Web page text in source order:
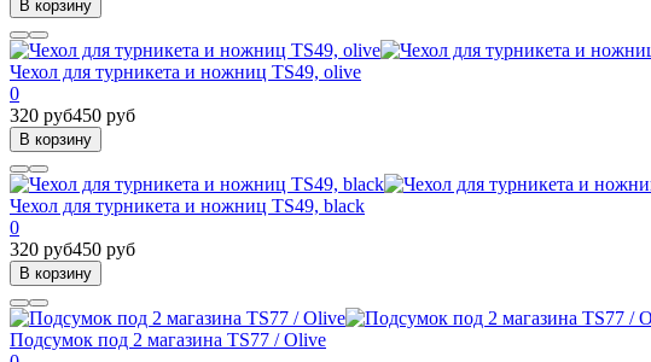
В корзину
Чехол для турникета и ножниц TS49, olive
0
320 руб450 руб
В корзину
Чехол для турникета и ножниц TS49, black
0
320 руб450 руб
В корзину
Подсумок под 2 магазина TS77 / Olive